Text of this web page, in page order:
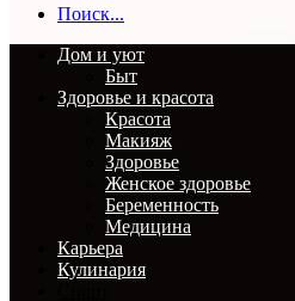
Поиск...
Дом и уют
Быт
Здоровье и красота
Красота
Макияж
Здоровье
Женское здоровье
Беременность
Медицина
Карьера
Кулинария